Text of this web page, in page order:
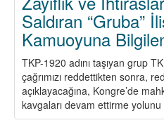
Saldıran “Gruba”
Kamuoyuna
TKP-1920 adını taşıyan grup
çağrımızı reddettikten sonra,
açıklayacağına, Kongre’de
kavgaları devam ettirme yolunu